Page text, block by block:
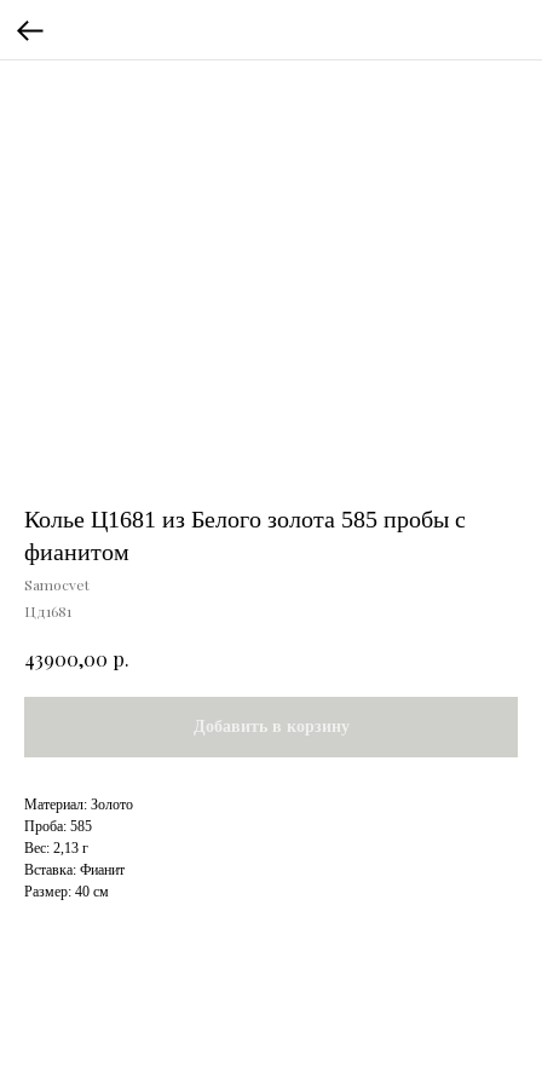
Колье Ц1681 из Белого золота 585 пробы с
фианитом
Samocvet
Цд1681
43900,00 р.
Добавить в корзину
Материал: Золото
Проба: 585
Вес: 2,13 г
Вставка: Фианит
Размер: 40 см